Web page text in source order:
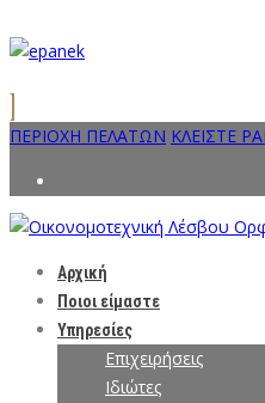
ΠΕΡΙΟΧΗ ΠΕΛΑΤΩΝ ΚΛΕΙΣΤΕ
Αρχική
Ποιοι είμαστε
Υπηρεσίες
Επιχειρήσεις
Ιδιώτες